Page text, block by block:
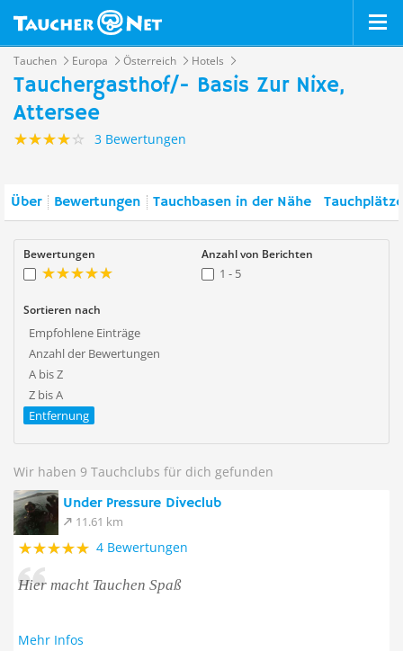
Tauchen Europa Österreich Hotels
Tauchergasthof/- Basis Zur Nixe,
Attersee
3 Bewertungen
Über Bewertungen Tauchbasen in der Nähe
Bewertungen Anzahl von Berichten
1 - 5
Sortieren nach
Empfohlene Einträge
Anzahl der Bewertungen
A bis Z
Z bis A
Entfernung
Wir haben 9 Tauchclubs für dich gefunden
Under Pressure Diveclub
11.61 km
4 Bewertungen
Hier macht Tauchen Spaß
Mehr Infos